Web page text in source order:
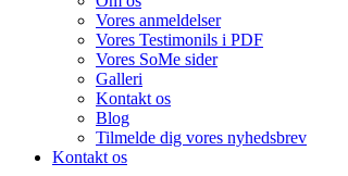
Vores anmeldelser
Vores Testimonils i PDF
Vores SoMe sider
Galleri
Kontakt os
Blog
Tilmelde dig vores nyhedsbrev
Kontakt os